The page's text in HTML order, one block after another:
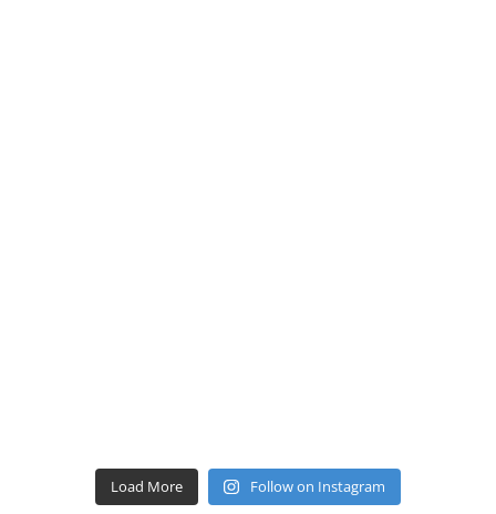
Load More Follow on Instagram